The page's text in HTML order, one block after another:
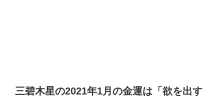
三碧木星の2021年1月の金運は「欲を出す